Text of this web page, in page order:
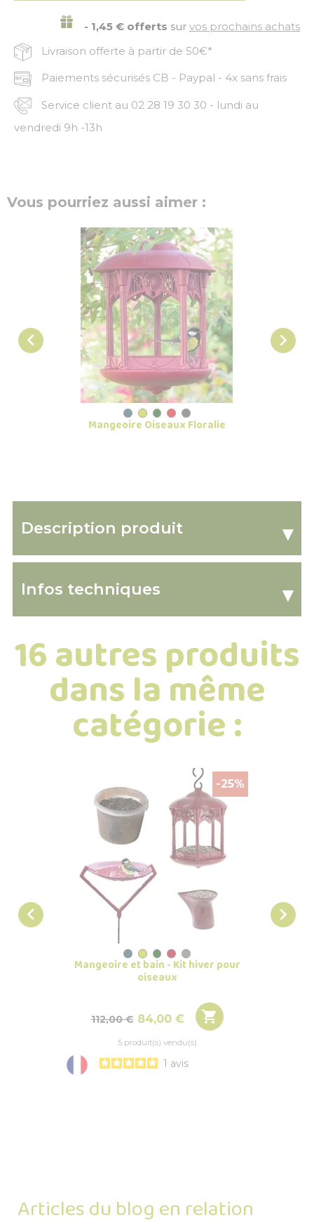
- 1,45 € offerts sur vos prochains achats
Livraison offerte à partir de 50€*
Paiements sécurisés CB - Paypal - 4x sans frais
Service client au 02 28 19 30 30 - lundi au
vendredi 9h -13h
Vous pourriez aussi aimer :

Mangeoire Oiseaux Floralie

Description produit ▾
Infos techniques ▾
16 autres produits
dans la même
catégorie :

-25%
Mangeoire et bain - Kit hiver pour
oiseaux
Prix de base
112,00 € Prix
84,00 € 
5 produit(s) vendu(s)
1 avis

Articles du blog en relation